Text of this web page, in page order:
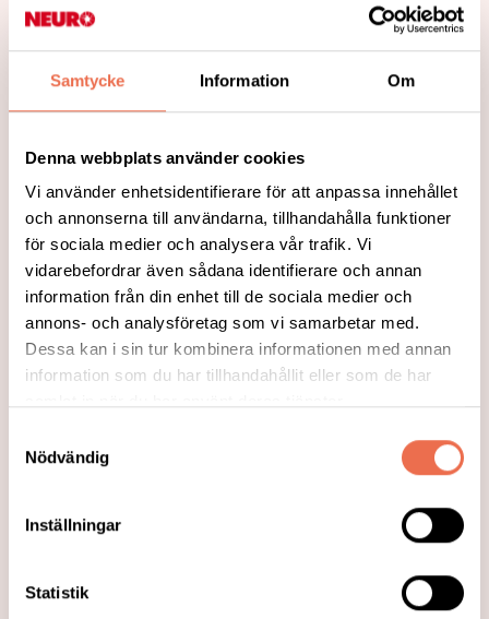
Samtycke Information Om
Denna webbplats använder cookies
Vi använder enhetsidentifierare för att anpassa innehållet
och annonserna till användarna, tillhandahålla funktioner
för sociala medier och analysera vår trafik. Vi
vidarebefordrar även sådana identifierare och annan
information från din enhet till de sociala medier och
annons- och analysföretag som vi samarbetar med.
Dessa kan i sin tur kombinera informationen med annan
information som du har tillhandahållit eller som de har
Nödvändig
Inställningar
Statistik
Skånes universitetssjukhus söker deltagare
konsekvenser av neurogen blåsrubbning.
funktionsnedsättning i urinvägarna som
kan vara orsakad av ryggmärgsskada, MS,
Parkinsons sjukdom eller annan
neurologisk sjukdom.
Läs mer